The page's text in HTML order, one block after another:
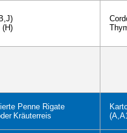
(H)
Penne Rigate
Kräuterreis